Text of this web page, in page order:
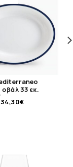
οβάλ 33 εκ.
34,30€